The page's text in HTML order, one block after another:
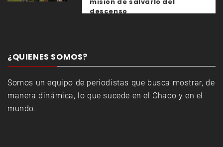
descenso
¿QUIENES SOMOS?
Somos un equipo de periodistas que busca mostrar, de
manera dinámica, lo que sucede en el Chaco y en el
mundo.